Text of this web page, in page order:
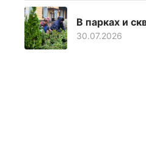
В парках и
30.07.2026